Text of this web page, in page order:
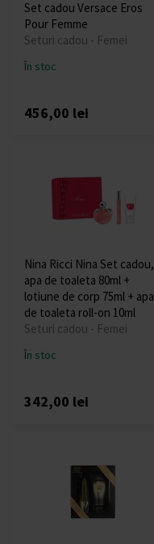
Set cadou Versace Eros
Pour Femme
Seturi cadou - Femei
În stoc
456,00 lei
Nina Ricci Nina Set cadou,
apa de toaleta 80ml +
lotiune de corp 75ml + apa
de toaleta roll-on 10ml
Seturi cadou - Femei
În stoc
342,00 lei